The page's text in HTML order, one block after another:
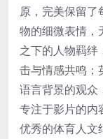
原，完美保留了
物的细微表情，
之下的人物羁绊
击与情感共鸣；
语言背景的观众
专注于影片的内
优秀的体育人文